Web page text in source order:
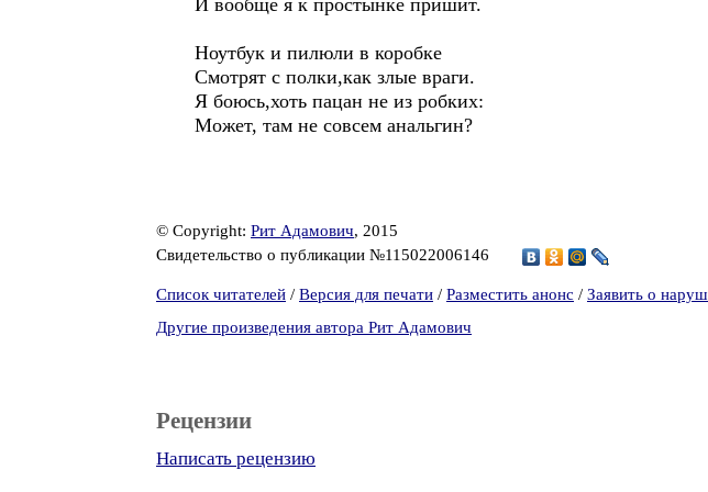
И вообще я к простынке пришит.
Ноутбук и пилюли в коробке
Смотрят с полки,как злые враги.
Я боюсь,хоть пацан не из робких:
Может, там не совсем анальгин?
© Copyright: Рит Адамович, 2015
Свидетельство о публикации №115022006146
Список читателей / Версия для печати / Разместить анонс / Заявить о
Другие произведения автора Рит Адамович
Рецензии
Написать рецензию